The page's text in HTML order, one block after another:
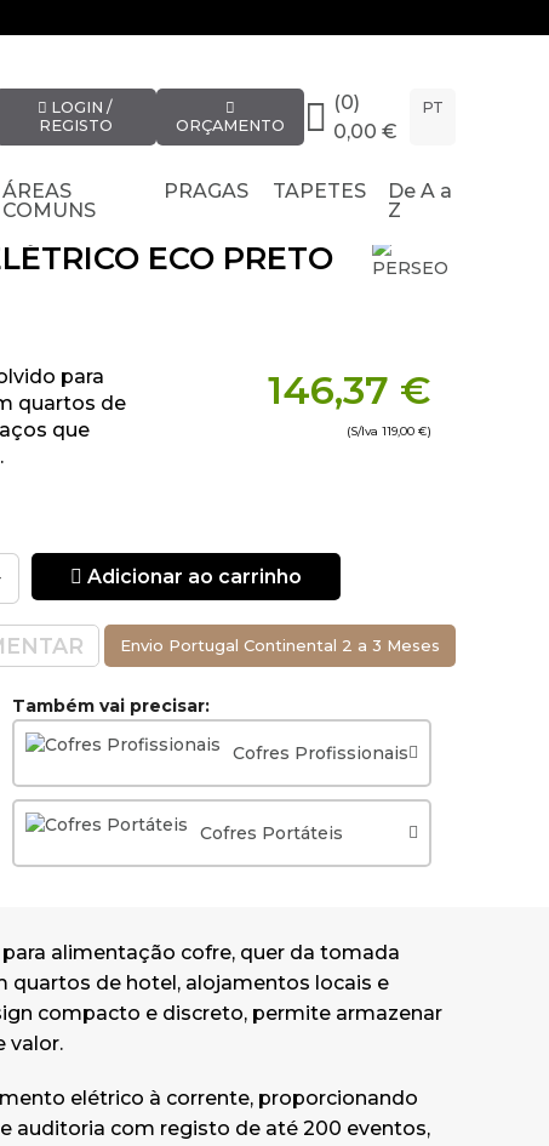
LOGIN /
REGISTO
ORÇAMENTO
(0)
0,00 €
PT
ÁREAS
COMUNS
PRAGAS TAPETES
De A a
Z
ECO PRETO
146,37 €
(S/Iva 119,00 €)
para
quartos de
que
Adicionar ao carrinho
Envio Portugal Continental 2 a 3 Meses
Também vai precisar:
Cofres Profissionais
Cofres Portáteis
alimentação cofre, quer da tomada
quartos de hotel, alojamentos locais e
compacto e discreto, permite armazenar
valor.
elétrico à corrente, proporcionando
auditoria com registo de até 200 eventos,